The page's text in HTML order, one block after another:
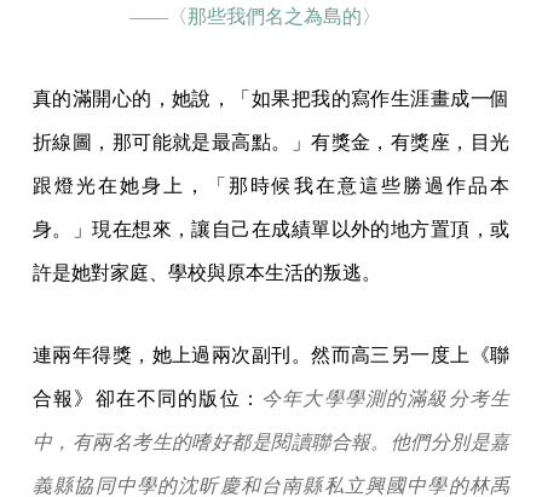
——〈那些我們名之為島的〉
真的滿開心的，她說，「如果把我的寫作生涯畫成一個
折線圖，那可能就是最高點。」有獎金，有獎座，目光
跟燈光在她身上，「那時候我在意這些勝過作品本
身。」現在想來，讓自己在成績單以外的地方置頂，或
許是她對家庭、學校與原本生活的叛逃。
連兩年得獎，她上過兩次副刊。然而高三另一度上《聯
合報》卻在不同的版位： 今年大學學測的滿級分考生
中，有兩名考生的嗜好都是閱讀聯合報。他們分別是嘉
義縣協同中學的沈昕慶和台南縣私立興國中學的林禹